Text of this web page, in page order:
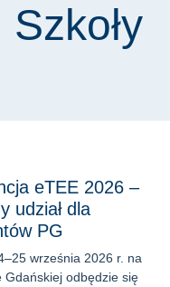
eTEE 2026 –
udział dla
PG
września 2026 r. na
Gdańskiej odbędzie się